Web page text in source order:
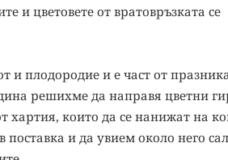
и цветовете от вратовръзката се
и плодородие и е част от
решихме да направя цветни
хартия, които да се нанижат на
и да увием около него